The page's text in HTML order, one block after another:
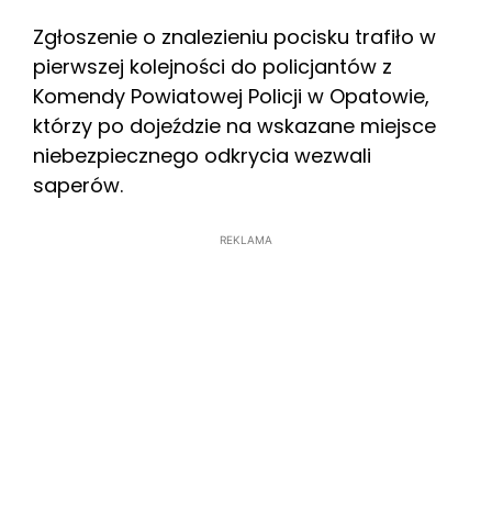
Zgłoszenie o znalezieniu pocisku trafiło w
pierwszej kolejności do policjantów z
Komendy Powiatowej Policji w Opatowie,
którzy po dojeździe na wskazane miejsce
niebezpiecznego odkrycia wezwali
saperów.
REKLAMA